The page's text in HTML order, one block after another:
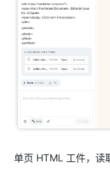
单页 HTML 工件，读